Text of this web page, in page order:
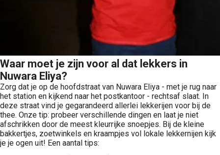
Waar moet je zijn voor al dat lekkers in
Nuwara Eliya?
Zorg dat je op de hoofdstraat van Nuwara Eliya - met je rug naar
het station en kijkend naar het postkantoor - rechtsaf slaat. In
deze straat vind je gegarandeerd allerlei lekkerijen voor bij de
thee. Onze tip: probeer verschillende dingen en laat je niet
afschrikken door de meest kleurrijke snoepjes. Bij de kleine
bakkertjes, zoetwinkels en kraampjes vol lokale lekkernijen kijk
je je ogen uit! Een aantal tips: